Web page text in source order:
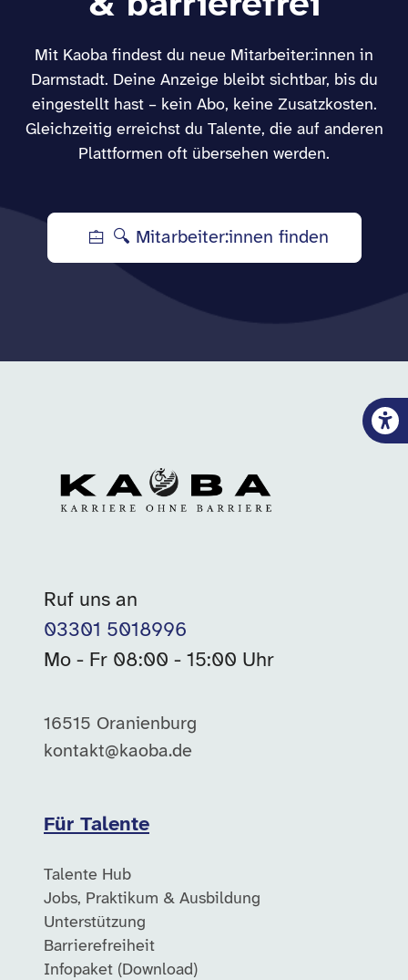
Mit Kaoba findest du neue Mitarbeiter:innen in
Darmstadt. Deine Anzeige bleibt sichtbar, bis du
eingestellt hast – kein Abo, keine Zusatzkosten.
Gleichzeitig erreichst du Talente, die auf anderen
Plattformen oft übersehen werden.
🔍 Mitarbeiter:innen finden
Ruf uns an
03301 5018996
Mo - Fr 08:00 - 15:00 Uhr
16515 Oranienburg
kontakt@kaoba.de
Für Talente
Talente Hub
Jobs, Praktikum & Ausbildung
Unterstützung
Barrierefreiheit
Infopaket (Download)